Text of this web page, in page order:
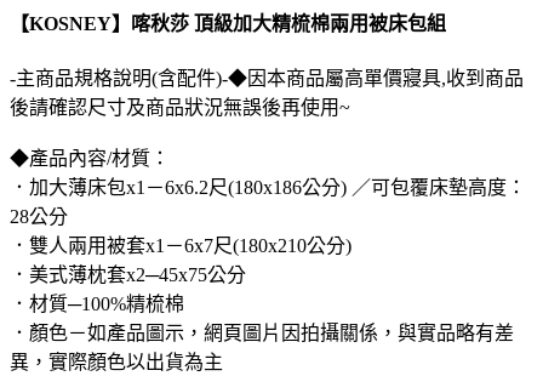
【KOSNEY】喀秋莎 頂級加大精梳棉兩用被床包組
-主商品規格說明(含配件)-◆因本商品屬高單價寢具,收到商品
後請確認尺寸及商品狀況無誤後再使用~
◆產品內容/材質：
．加大薄床包x1－6x6.2尺(180x186公分) ／可包覆床墊高度：
28公分
．雙人兩用被套x1－6x7尺(180x210公分)
．美式薄枕套x2─45x75公分
．材質─100%精梳棉
．顏色－如產品圖示，網頁圖片因拍攝關係，與實品略有差
異，實際顏色以出貨為主